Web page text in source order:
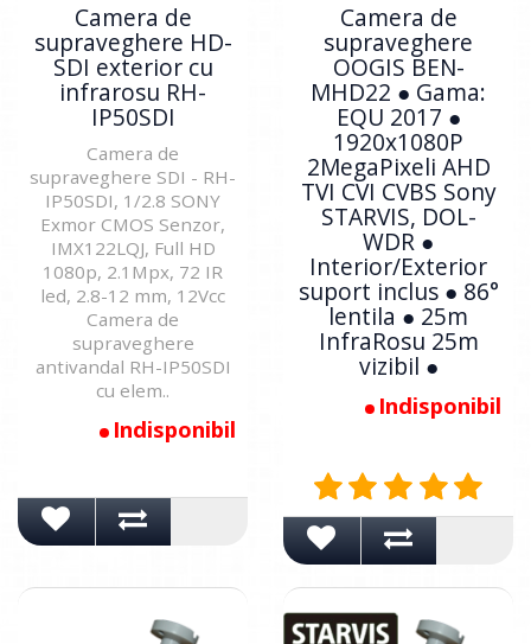
Camera de
supraveghere HD-
SDI exterior cu
infrarosu RH-
IP50SDI
Camera de
supraveghere SDI - RH-
IP50SDI, 1/2.8 SONY
Exmor CMOS Senzor,
IMX122LQJ, Full HD
1080p, 2.1Mpx, 72 IR
led, 2.8-12 mm, 12Vcc
Camera de
supraveghere
antivandal RH-IP50SDI
cu elem..
Indisponibil
Camera de
supraveghere
OOGIS BEN-
MHD22 ● Gama:
EQU 2017 ●
1920x1080P
2MegaPixeli AHD
TVI CVI CVBS Sony
STARVIS, DOL-
WDR ●
Interior/Exterior
suport inclus ● 86°
lentila ● 25m
InfraRosu 25m
vizibil ●
Indisponibil